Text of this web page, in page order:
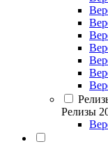
Релизы